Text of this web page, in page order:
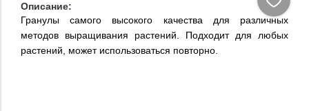
Описание:
Гранулы самого высокого качества для различных
методов выращивания растений. Подходит для любых
растений, может использоваться повторно.